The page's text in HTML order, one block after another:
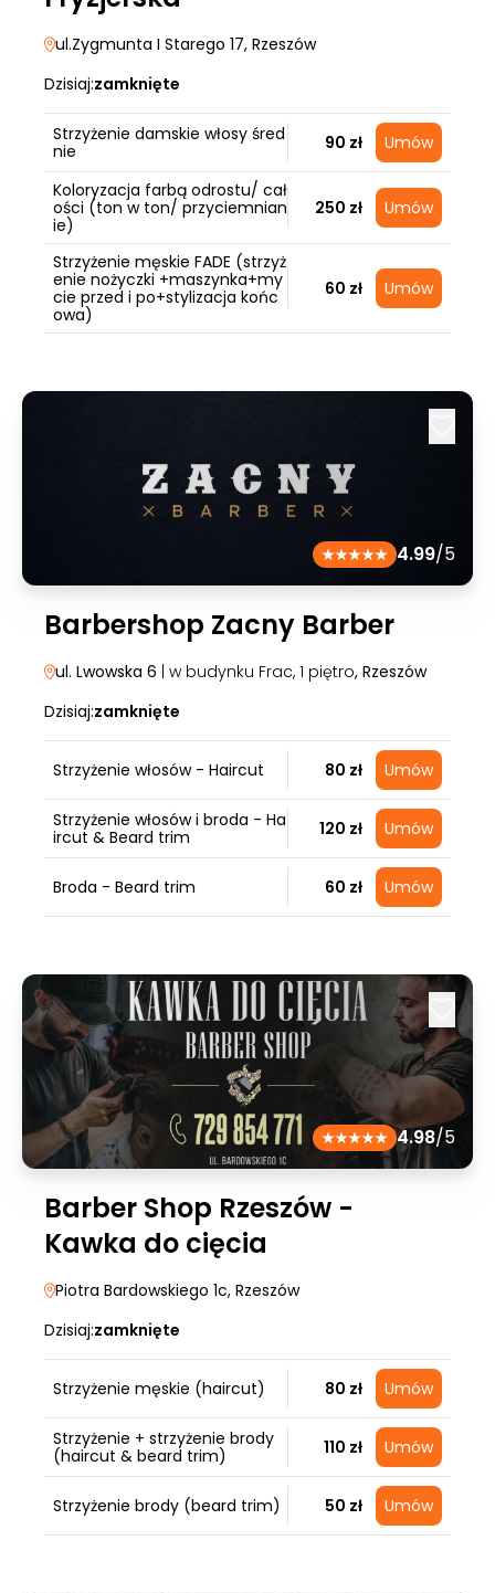
ul.Zygmunta I Starego 17, Rzeszów
Dzisiaj:zamknięte
Strzyżenie damskie włosy śred
nie
90 zł Umów
Koloryzacja farbą odrostu/ cał
ości (ton w ton/ przyciemnian
ie)
250 zł Umów
Strzyżenie męskie FADE (strzyż
enie nożyczki +maszynka+my
cie przed i po+stylizacja końc
owa)
60 zł Umów
4.99/5
Barbershop Zacny Barber
ul. Lwowska 6 | w budynku Frac, 1 piętro, Rzeszów
Dzisiaj:zamknięte
Strzyżenie włosów - Haircut 80 zł Umów
Strzyżenie włosów i broda - Ha
ircut & Beard trim
120 zł Umów
Broda - Beard trim 60 zł Umów
4.98/5
Barber Shop Rzeszów -
Kawka do cięcia
Piotra Bardowskiego 1c, Rzeszów
Dzisiaj:zamknięte
Strzyżenie męskie (haircut) 80 zł Umów
Strzyżenie + strzyżenie brody
(haircut & beard trim)
110 zł Umów
Strzyżenie brody (beard trim) 50 zł Umów